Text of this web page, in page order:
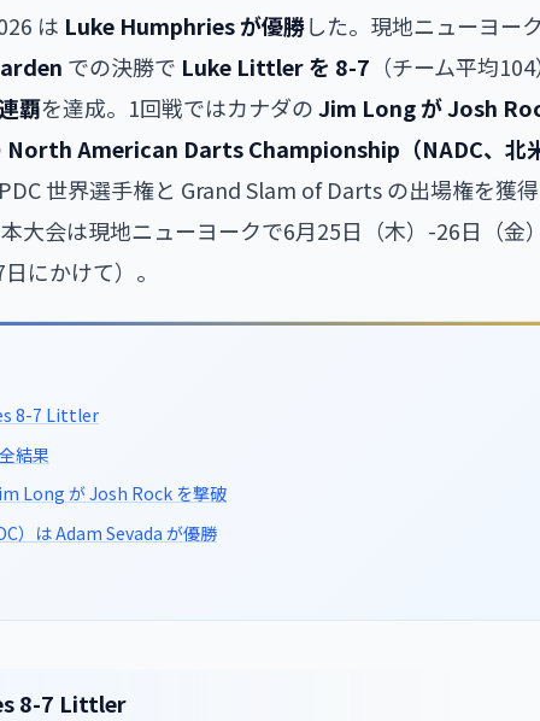
は Luke Humphries が優勝した。現地ニューヨー
での決勝で Luke Littler を 8-7 （チーム平均
覇を達成。1回戦ではカナダのJim Long が Josh
North American Darts Championship（NADC、北
世界選手権と Grand Slam of Darts の出場権を獲
大会は現地ニューヨークで6月25日（木）-26日（金
にかけて）。
8-7 Littler
結果
Long が Josh Rock を撃破
）は Adam Sevada が優勝
8-7 Littler